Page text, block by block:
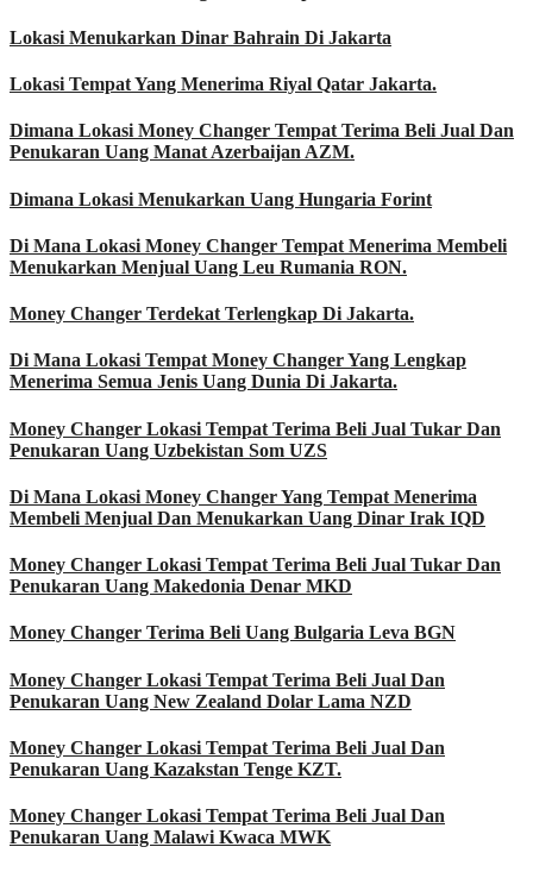
Lokasi Menukarkan Dinar Bahrain Di Jakarta
Lokasi Tempat Yang Menerima Riyal Qatar Jakarta.
Dimana Lokasi Money Changer Tempat Terima Beli Jual Dan
Penukaran Uang Manat Azerbaijan AZM.
Dimana Lokasi Menukarkan Uang Hungaria Forint
Di Mana Lokasi Money Changer Tempat Menerima Membeli
Menukarkan Menjual Uang Leu Rumania RON.
Money Changer Terdekat Terlengkap Di Jakarta.
Di Mana Lokasi Tempat Money Changer Yang Lengkap
Menerima Semua Jenis Uang Dunia Di Jakarta.
Money Changer Lokasi Tempat Terima Beli Jual Tukar Dan
Penukaran Uang Uzbekistan Som UZS
Di Mana Lokasi Money Changer Yang Tempat Menerima
Membeli Menjual Dan Menukarkan Uang Dinar Irak IQD
Money Changer Lokasi Tempat Terima Beli Jual Tukar Dan
Penukaran Uang Makedonia Denar MKD
Money Changer Terima Beli Uang Bulgaria Leva BGN
Money Changer Lokasi Tempat Terima Beli Jual Dan
Penukaran Uang New Zealand Dolar Lama NZD
Money Changer Lokasi Tempat Terima Beli Jual Dan
Penukaran Uang Kazakstan Tenge KZT.
Money Changer Lokasi Tempat Terima Beli Jual Dan
Penukaran Uang Malawi Kwaca MWK